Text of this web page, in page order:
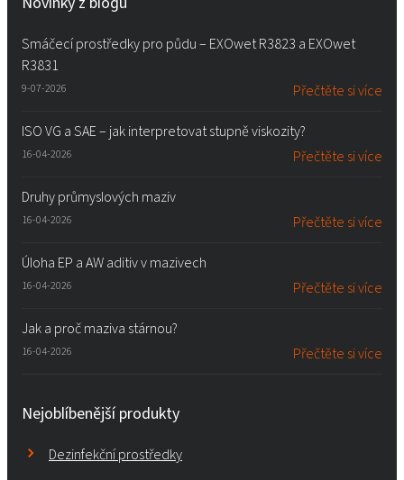
Smáčecí prostředky pro půdu – EXOwet R3823 a EXOwet
R3831
9-07-2026 Přečtěte si více
ISO VG a SAE – jak interpretovat stupně viskozity?
16-04-2026 Přečtěte si více
Druhy průmyslových maziv
16-04-2026 Přečtěte si více
Úloha EP a AW aditiv v mazivech
16-04-2026 Přečtěte si více
Jak a proč maziva stárnou?
16-04-2026 Přečtěte si více
Nejoblíbenější produkty
Dezinfekční prostředky